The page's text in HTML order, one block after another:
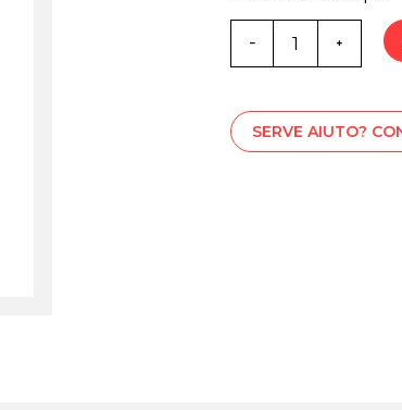
1447
quantità
SERVE AIUTO?